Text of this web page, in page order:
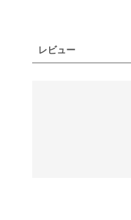
レビュー